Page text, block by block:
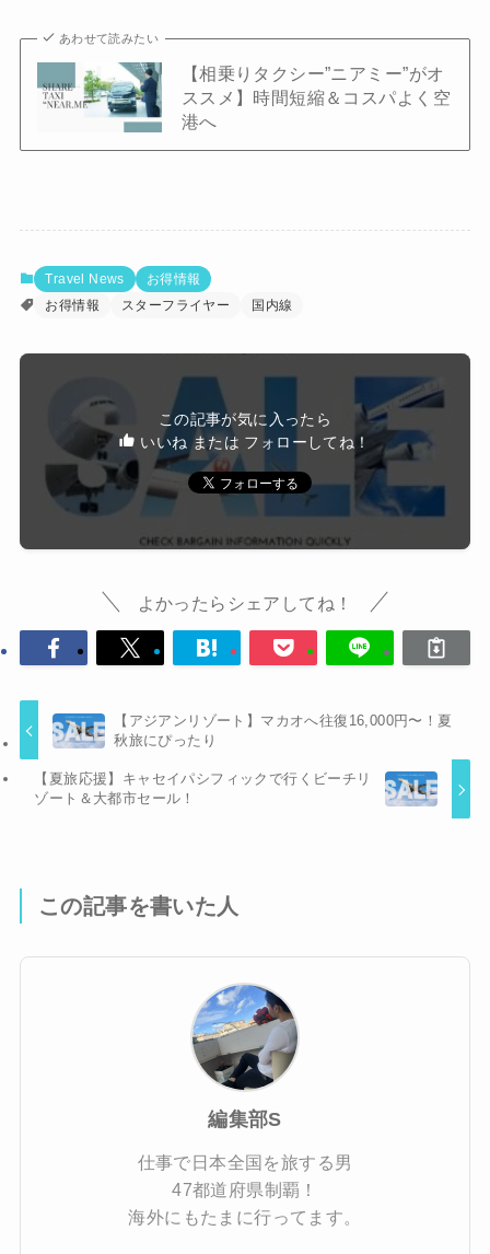
あわせて読みたい
【相乗りタクシー”ニアミー”がオ
ススメ】時間短縮＆コスパよく空
港へ
Travel News
お得情報
お得情報
スターフライヤー 国内線
この記事が気に入ったら
いいね または フォローしてね！
よかったらシェアしてね！
【アジアンリゾート】マカオへ往復16,000円〜！夏
秋旅にぴったり
【夏旅応援】キャセイパシフィックで行くビーチリ
ゾート＆大都市セール！
この記事を書いた人
編集部S
仕事で日本全国を旅する男
47都道府県制覇！
海外にもたまに行ってます。